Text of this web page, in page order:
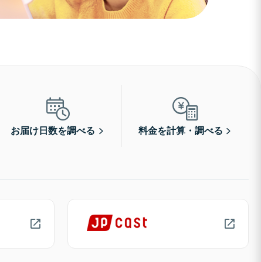
お届け日数を調べる 料金を計算・調べる